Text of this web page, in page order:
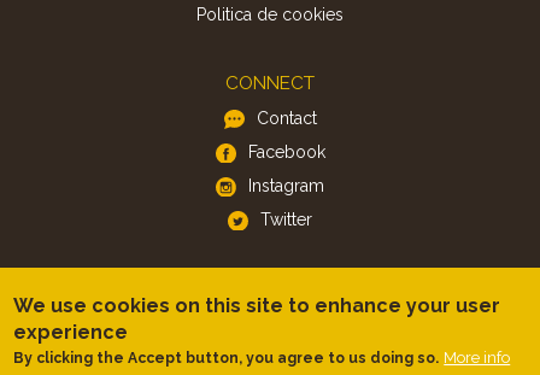
Politica de cookies
CONNECT
Contact
Facebook
Instagram
Twitter
Android
We use cookies on this site to enhance your user
experience
By clicking the Accept button, you agree to us doing so. More info